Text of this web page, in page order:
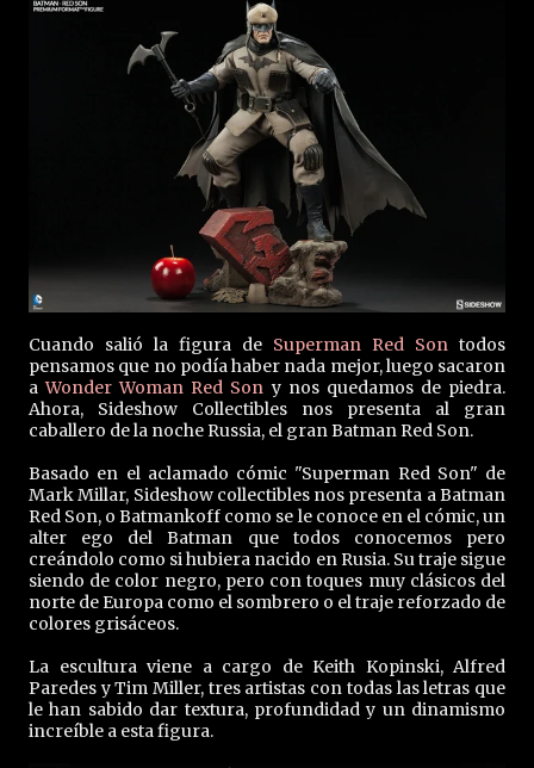
Cuando salió la figura de Superman Red Son todos
pensamos que no podía haber nada mejor, luego sacaron
aWonder Woman Red Son y nos quedamos de piedra.
Ahora, Sideshow Collectibles nos presenta al gran
caballero de la noche Russia, el gran Batman Red Son.
Basado en el aclamado cómic "Superman Red Son" de
Mark Millar, Sideshow collectibles nos presenta a Batman
Red Son, o Batmankoff como se le conoce en el cómic, un
alter ego del Batman que todos conocemos pero
creándolo como si hubiera nacido en Rusia. Su traje sigue
siendo de color negro, pero con toques muy clásicos del
norte de Europa como el sombrero o el traje reforzado de
colores grisáceos.
La escultura viene a cargo de Keith Kopinski, Alfred
Paredes y Tim Miller, tres artistas con todas las letras que
le han sabido dar textura, profundidad y un dinamismo
increíble a esta figura.